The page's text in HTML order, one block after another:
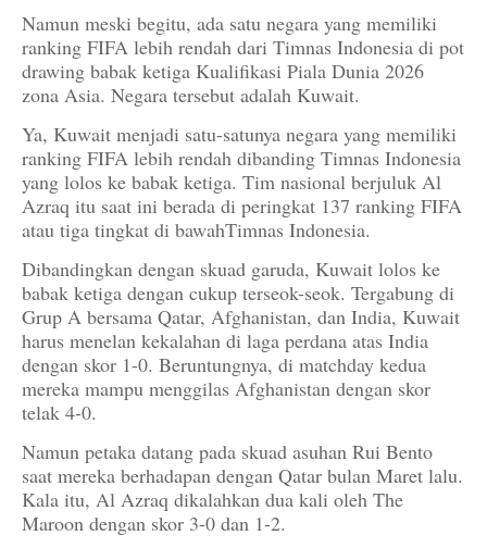
Namun meski begitu, ada satu negara yang memiliki
ranking FIFA lebih rendah dari Timnas Indonesia di pot
drawing babak ketiga Kualifikasi Piala Dunia 2026
zona Asia. Negara tersebut adalah Kuwait.
Ya, Kuwait menjadi satu-satunya negara yang memiliki
ranking FIFA lebih rendah dibanding Timnas Indonesia
yang lolos ke babak ketiga. Tim nasional berjuluk Al
Azraq itu saat ini berada di peringkat 137 ranking FIFA
atau tiga tingkat di bawahTimnas Indonesia.
Dibandingkan dengan skuad garuda, Kuwait lolos ke
babak ketiga dengan cukup terseok-seok. Tergabung di
Grup A bersama Qatar, Afghanistan, dan India, Kuwait
harus menelan kekalahan di laga perdana atas India
dengan skor 1-0. Beruntungnya, di matchday kedua
mereka mampu menggilas Afghanistan dengan skor
telak 4-0.
Namun petaka datang pada skuad asuhan Rui Bento
saat mereka berhadapan dengan Qatar bulan Maret lalu.
Kala itu, Al Azraq dikalahkan dua kali oleh The
Maroon dengan skor 3-0 dan 1-2.